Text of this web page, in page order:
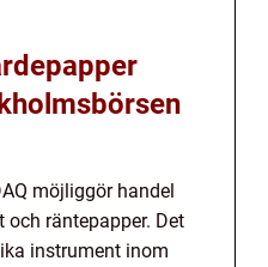
möjliggör handel
och räntepapper. Det
instrument inom